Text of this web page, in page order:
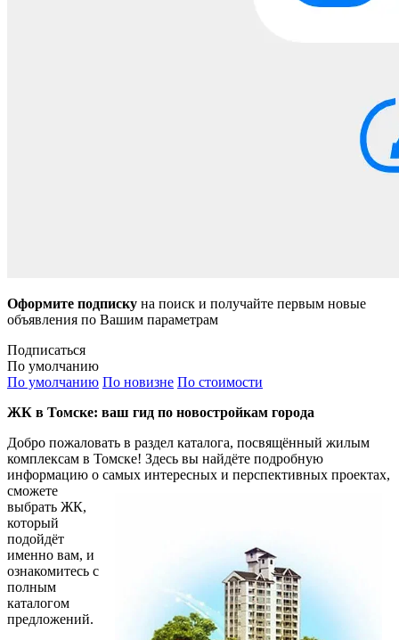
Оформите подписку на поиск и получайте первым новые
объявления по Вашим параметрам
Подписаться
По умолчанию
По умолчанию По новизне По стоимости
ЖК в Томске: ваш гид по новостройкам города
Добро пожаловать в раздел каталога, посвящённый жилым
комплексам в Томске! Здесь вы найдёте подробную
информацию о самых интересных и перспективных проектах,
сможете
выбрать ЖК,
который
подойдёт
именно вам, и
ознакомитесь с
полным
каталогом
предложений.